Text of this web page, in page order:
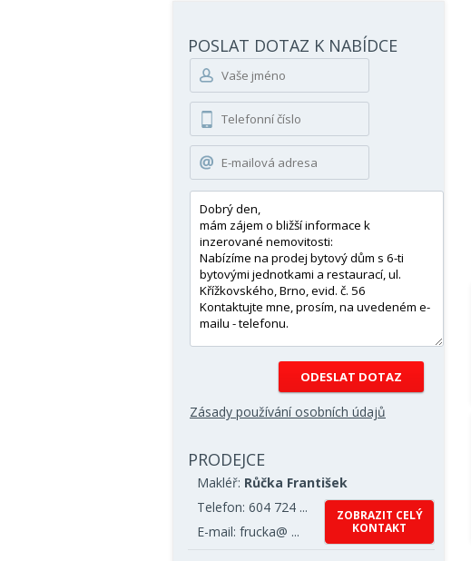
POSLAT DOTAZ K NABÍDCE
Zásady používání osobních údajů
PRODEJCE
Makléř: Růčka František
Telefon: 604 724 ...
E-mail: frucka@ ...
ZOBRAZIT CELÝ
KONTAKT